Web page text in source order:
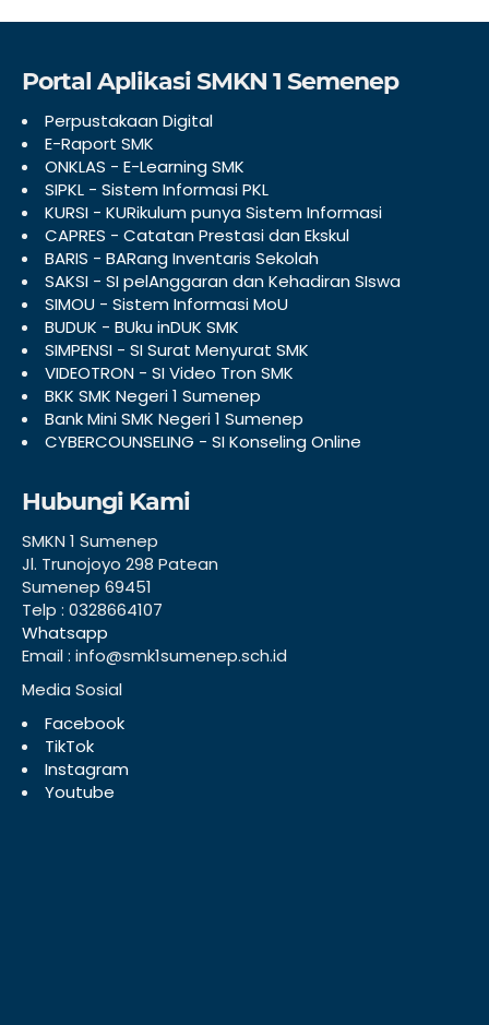
Portal Aplikasi SMKN 1 Semenep
Perpustakaan Digital
E-Raport SMK
ONKLAS - E-Learning SMK
SIPKL - Sistem Informasi PKL
KURSI - KURikulum punya Sistem Informasi
CAPRES - Catatan Prestasi dan Ekskul
BARIS - BARang Inventaris Sekolah
SAKSI - SI pelAnggaran dan Kehadiran SIswa
SIMOU - Sistem Informasi MoU
BUDUK - BUku inDUK SMK
SIMPENSI - SI Surat Menyurat SMK
VIDEOTRON - SI Video Tron SMK
BKK SMK Negeri 1 Sumenep
Bank Mini SMK Negeri 1 Sumenep
CYBERCOUNSELING - SI Konseling Online
Hubungi Kami
SMKN 1 Sumenep
Jl. Trunojoyo 298 Patean
Sumenep 69451
Telp : 0328664107
Whatsapp
Email : info@smk1sumenep.sch.id
Media Sosial
Facebook
TikTok
Instagram
Youtube